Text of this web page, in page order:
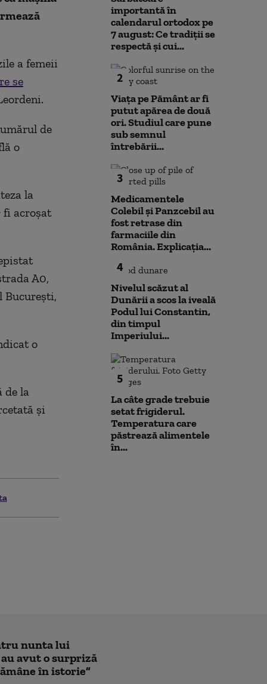
a femeii
se
de
o
la
fi acroşat
A0,
Bucureşti,
o
de la
şi
importantă în
calendarul ortodox pe
7 august: Ce tradiții se
respectă și cui...
2
Viața pe Pământ ar fi
putut apărea de două
ori. Studiul care pune
sub semnul
întrebării...
3
Medicamentele
Colebil și Panzcebil au
fost retrase din
farmaciile din
România. Explicația...
4
Nivelul scăzut al
Dunării a scos la iveală
Podul lui Constantin,
din timpul
Imperiului...
5
La câte grade trebuie
setat frigiderul.
Temperatura care
păstrează alimentele
în...
nunta lui
avut o surpriză
în istorie”